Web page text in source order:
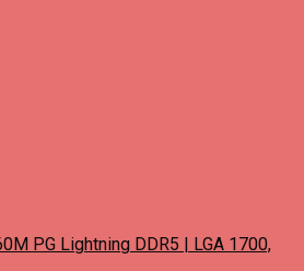
PG Lightning DDR5 | LGA 1700,